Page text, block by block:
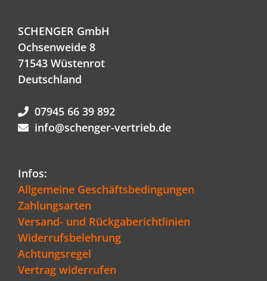
SCHENGER GmbH
Ochsenweide 8
71543 Wüstenrot
Deutschland
07945 66 39 892
info@schenger-vertrieb.de
Infos:
Allgemeine Geschäftsbedingungen
Zahlungsarten
Versand- und Rückgaberichtlinien
Widerrufsbelehrung
Achtungsregel
Vertrag widerrufen